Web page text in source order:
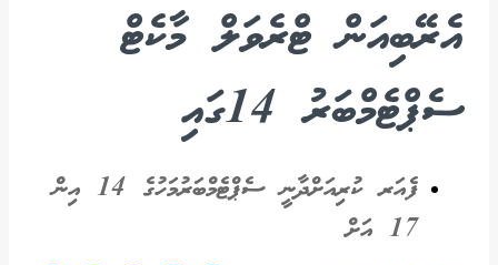
އެރޭބިއަން ޓްރެވަލް މާކެޓް
ސެޕްޓެމްބަރު 14ގައި
ފެއަރ ކުރިއަށްދާނީ ސެޕްޓެމްބަރުމަހުގެ 14 އިން
17 އަށް